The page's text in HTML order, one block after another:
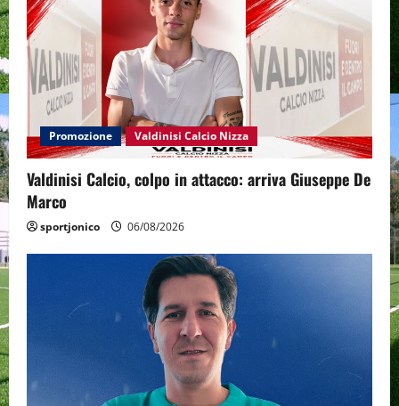
Promozione Valdinisi Calcio Nizza
Valdinisi Calcio, colpo in attacco: arriva Giuseppe De
Marco
sportjonico 06/08/2026